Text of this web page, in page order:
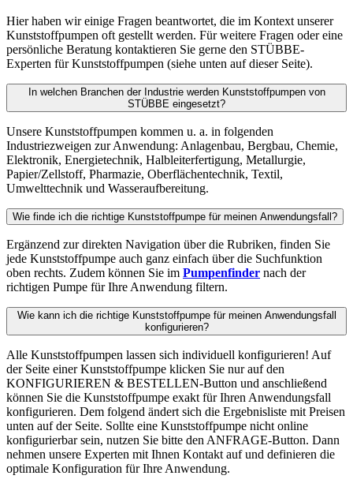
Hier haben wir einige Fragen beantwortet, die im Kontext unserer
Kunststoffpumpen oft gestellt werden. Für weitere Fragen oder eine
persönliche Beratung kontaktieren Sie gerne den STÜBBE-
Experten für Kunststoffpumpen (siehe unten auf dieser Seite).
In welchen Branchen der Industrie werden Kunststoffpumpen von
STÜBBE eingesetzt?
Unsere Kunststoffpumpen kommen u. a. in folgenden
Industriezweigen zur Anwendung: Anlagenbau, Bergbau, Chemie,
Elektronik, Energietechnik, Halbleiterfertigung, Metallurgie,
Papier/Zellstoff, Pharmazie, Oberflächentechnik, Textil,
Umwelttechnik und Wasseraufbereitung.
Wie finde ich die richtige Kunststoffpumpe für meinen Anwendungsfall?
Ergänzend zur direkten Navigation über die Rubriken, finden Sie
jede Kunststoffpumpe auch ganz einfach über die Suchfunktion
oben rechts. Zudem können Sie im Pumpenfinder nach der
richtigen Pumpe für Ihre Anwendung filtern.
Wie kann ich die richtige Kunststoffpumpe für meinen Anwendungsfall
konfigurieren?
Alle Kunststoffpumpen lassen sich individuell konfigurieren! Auf
der Seite einer Kunststoffpumpe klicken Sie nur auf den
KONFIGURIEREN & BESTELLEN-Button und anschließend
können Sie die Kunststoffpumpe exakt für Ihren Anwendungsfall
konfigurieren. Dem folgend ändert sich die Ergebnisliste mit Preisen
unten auf der Seite. Sollte eine Kunststoffpumpe nicht online
konfigurierbar sein, nutzen Sie bitte den ANFRAGE-Button. Dann
nehmen unsere Experten mit Ihnen Kontakt auf und definieren die
optimale Konfiguration für Ihre Anwendung.